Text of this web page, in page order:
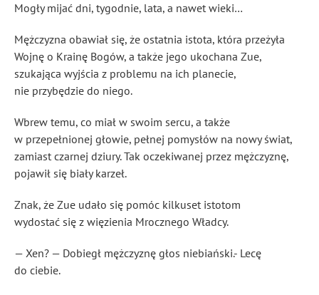
Mogły mijać dni, tygodnie, lata, a nawet wieki…
Mężczyzna obawiał się, że ostatnia istota, która przeżyła
Wojnę o Krainę Bogów, a także jego ukochana Zue,
szukająca wyjścia z problemu na ich planecie,
nie przybędzie do niego.
Wbrew temu, co miał w swoim sercu, a także
w przepełnionej głowie, pełnej pomysłów na nowy świat,
zamiast czarnej dziury. Tak oczekiwanej przez mężczyznę,
pojawił się biały karzeł.
Znak, że Zue udało się pomóc kilkuset istotom
wydostać się z więzienia Mrocznego Władcy.
— Xen? — Dobiegł mężczyznę głos niebiański.- Lecę
do ciebie.